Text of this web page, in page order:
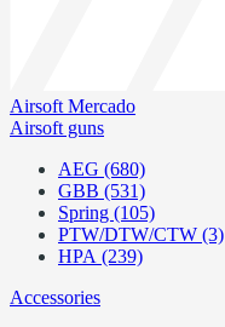
Airsoft Mercado
Airsoft guns
AEG (680)
GBB (531)
Spring (105)
PTW/DTW/CTW (3)
HPA (239)
Accessories